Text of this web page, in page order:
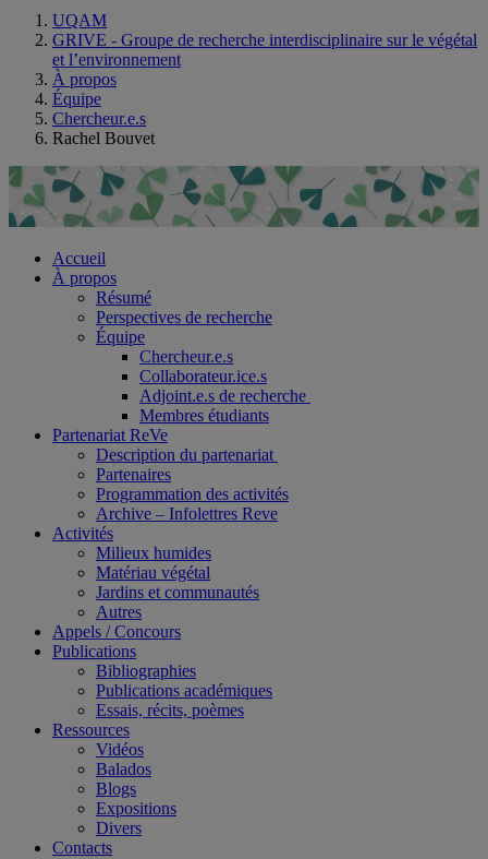
UQAM
GRIVE - Groupe de recherche interdisciplinaire sur le végétal
et l’environnement
À propos
Équipe
Chercheur.e.s
Rachel Bouvet
Accueil
À propos
Résumé
Perspectives de recherche
Équipe
Chercheur.e.s
Collaborateur.ice.s
Adjoint.e.s de recherche
Membres étudiants
Partenariat ReVe
Description du partenariat
Partenaires
Programmation des activités
Archive – Infolettres Reve
Activités
Milieux humides
Matériau végétal
Jardins et communautés
Autres
Appels / Concours
Publications
Bibliographies
Publications académiques
Essais, récits, poèmes
Ressources
Vidéos
Balados
Blogs
Expositions
Divers
Contacts